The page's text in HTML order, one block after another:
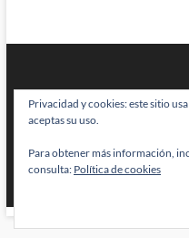
BRAINSTOMPING| Diseñado
los derechos reservados
Privacidad y cookies: este sitio
aceptas su uso.
Para obtener más información,
consulta: Política de cookies